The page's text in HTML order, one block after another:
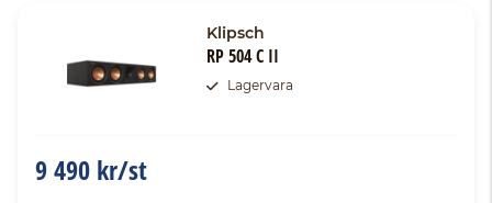
Klipsch
RP 504 C II
Lagervara
9 490 kr/st